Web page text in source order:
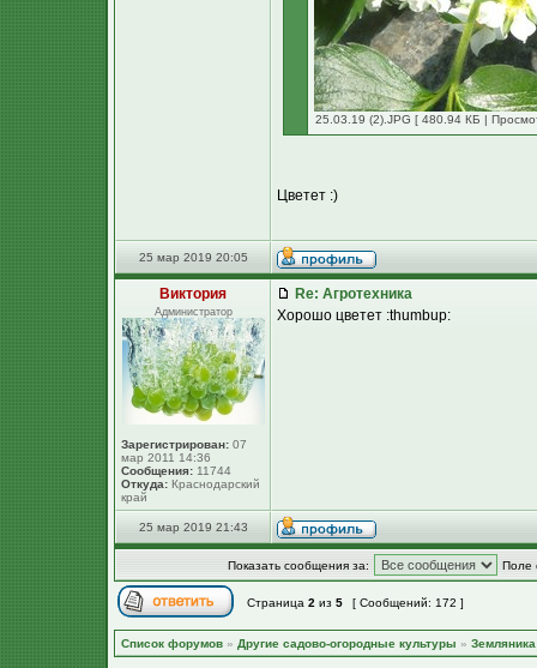
25.03.19 (2).JPG [ 480.94 КБ |
Цветет :)
25 мар 2019 20:05
Виктория
Администратор
Зарегистрирован: 07
мар 2011 14:36
Сообщения: 11744
Откуда: Краснодарский
край
Re: Агротехника
Хорошо цветет :thumbup:
25 мар 2019 21:43
Показать сообщения за: Поле
Страница 2 из 5 [ Сообщений: 172 ]
Список форумов » Другие садово-огородные культуры »